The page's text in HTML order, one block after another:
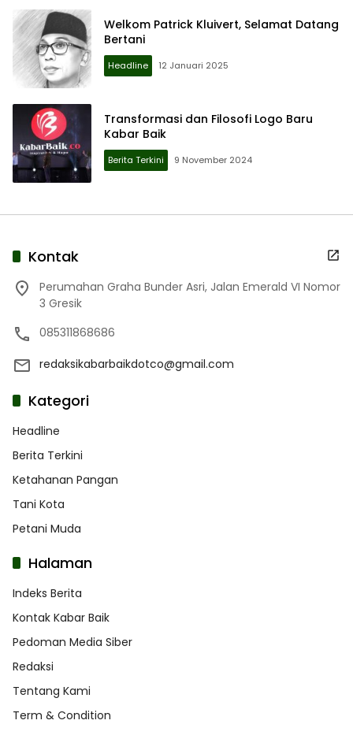
Welkom Patrick Kluivert, Selamat Datang
Bertani
Headline 12 Januari 2025
Transformasi dan Filosofi Logo Baru
Kabar Baik
Berita Terkini 9 November 2024
Kontak
Perumahan Graha Bunder Asri, Jalan Emerald VI Nomor
3 Gresik
085311868686
redaksikabarbaikdotco@gmail.com
Kategori
Headline
Berita Terkini
Ketahanan Pangan
Tani Kota
Petani Muda
Halaman
Indeks Berita
Kontak Kabar Baik
Pedoman Media Siber
Redaksi
Tentang Kami
Term & Condition